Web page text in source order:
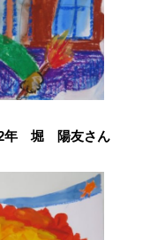
年 堀 陽友さん